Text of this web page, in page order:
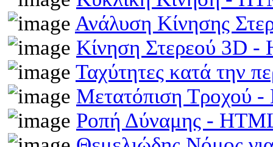
Ανάλυση Κίνησης
Κίνηση Στερεού 3D -
Ταχύτητες κατά την
Μετατόπιση Τροχού
Ροπή Δύναμης -